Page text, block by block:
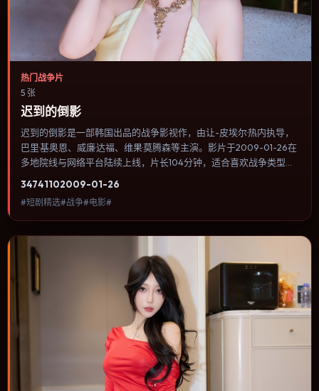
热门战争片
5 张
迟到的倒影
迟到的倒影是一部韩国出品的战争影视作，由让-皮埃尔·热内执导，
巴里·基奥恩、威廉·达福、维果·莫腾森等主演。影片于2009-01-26在
多地院线与网络平台陆续上线，片长104分钟，适合喜欢战争类型、
进，节奏与视听语言统一，可作为休闲观影或类型片补片的选择。
34741102009-01-26
#短剧精选#战争#电影#